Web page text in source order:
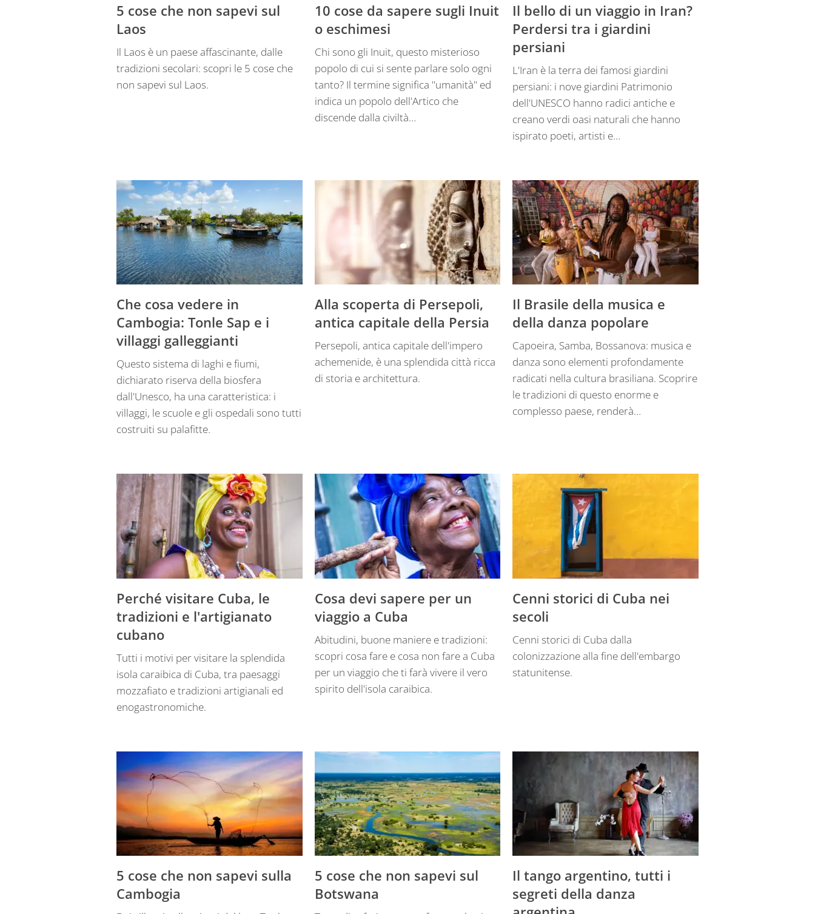
5 cose che non sapevi sul
Laos
Il Laos è un paese affascinante, dalle
tradizioni secolari: scopri le 5 cose che
non sapevi sul Laos.
10 cose da sapere sugli Inuit
o eschimesi
Chi sono gli Inuit, questo misterioso
popolo di cui si sente parlare solo ogni
tanto? Il termine significa "umanità" ed
indica un popolo dell'Artico che
discende dalla civiltà…
Il bello di un viaggio in Iran?
Perdersi tra i giardini
persiani
L'Iran è la terra dei famosi giardini
persiani: i nove giardini Patrimonio
dell'UNESCO hanno radici antiche e
creano verdi oasi naturali che hanno
ispirato poeti, artisti e…
Che cosa vedere in
Cambogia: Tonle Sap e i
villaggi galleggianti
Questo sistema di laghi e fiumi,
dichiarato riserva della biosfera
dall'Unesco, ha una caratteristica: i
villaggi, le scuole e gli ospedali sono tutti
costruiti su palafitte.
Alla scoperta di Persepoli,
antica capitale della Persia
Persepoli, antica capitale dell'impero
achemenide, è una splendida città ricca
di storia e architettura.
Il Brasile della musica e
della danza popolare
Capoeira, Samba, Bossanova: musica e
danza sono elementi profondamente
radicati nella cultura brasiliana. Scoprire
le tradizioni di questo enorme e
complesso paese, renderà…
Perché visitare Cuba, le
tradizioni e l'artigianato
cubano
Tutti i motivi per visitare la splendida
isola caraibica di Cuba, tra paesaggi
mozzafiato e tradizioni artigianali ed
enogastronomiche.
Cosa devi sapere per un
viaggio a Cuba
Abitudini, buone maniere e tradizioni:
scopri cosa fare e cosa non fare a Cuba
per un viaggio che ti farà vivere il vero
spirito dell'isola caraibica.
Cenni storici di Cuba nei
secoli
Cenni storici di Cuba dalla
colonizzazione alla fine dell'embargo
statunitense.
5 cose che non sapevi sulla
Cambogia
5 cose che non sapevi sul
Botswana
Il tango argentino, tutti i
segreti della danza